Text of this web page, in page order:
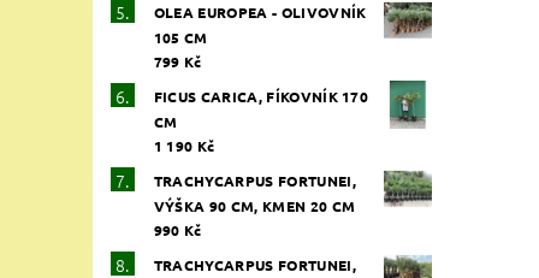
OLEA EUROPEA - OLIVOVNÍK
105 CM
799 Kč
FICUS CARICA, FÍKOVNÍK 170
CM
1 190 Kč
TRACHYCARPUS FORTUNEI,
VÝŠKA 90 CM, KMEN 20 CM
990 Kč
TRACHYCARPUS FORTUNEI,